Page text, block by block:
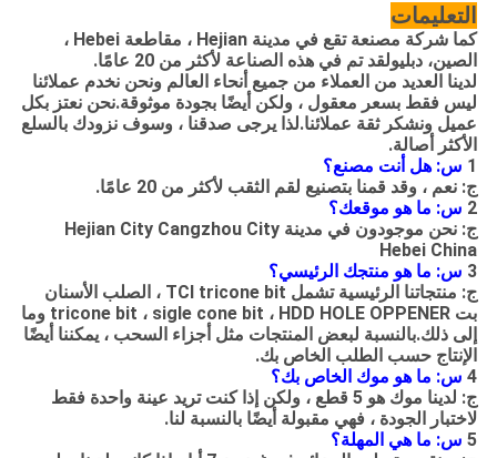
التعليمات
كما
شركة مصنعة تقع في مدينة Hejian ، مقاطعة Hebei ،
الصين، دبليولقد تم في هذه الصناعة لأكثر من 20 عامًا.
لدينا العديد من العملاء من جميع أنحاء العالم ونحن نخدم عملائنا
ليس فقط بسعر معقول ، ولكن أيضًا بجودة موثوقة.نحن نعتز بكل
عميل ونشكر ثقة عملائنا.لذا يرجى صدقنا ، وسوف نزودك بالسلع
الأكثر أصالة.
1 س: هل أنت مصنع؟
ج: نعم ، وقد قمنا بتصنيع لقم الثقب لأكثر من 20 عامًا.
2 س: ما هو موقعك؟
ج: نحن موجودون في مدينة Hejian City Cangzhou City
Hebei China
3 س: ما هو منتجك الرئيسي؟
ج: منتجاتنا الرئيسية تشمل TCI tricone bit ، الصلب الأسنان
بت tricone bit ، sigle cone bit ، HDD HOLE OPPENER وما
إلى ذلك.بالنسبة لبعض المنتجات مثل أجزاء السحب ، يمكننا أيضًا
الإنتاج حسب الطلب الخاص بك.
4 س: ما هو موك الخاص بك؟
ج: لدينا موك هو 5 قطع ، ولكن إذا كنت تريد عينة واحدة فقط
لاختبار الجودة ، فهي مقبولة أيضًا بالنسبة لنا.
5 س: ما هي المهلة؟